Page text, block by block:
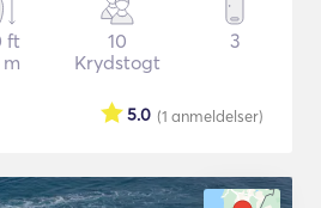
ft
m
10
Krydstogt
3
(1 anmeldelser)
5.0